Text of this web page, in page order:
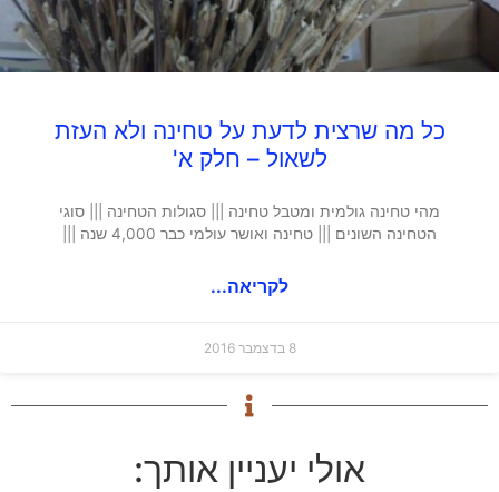
כל מה שרצית לדעת על טחינה ולא העזת
לשאול – חלק א'
מהי טחינה גולמית ומטבל טחינה ||| סגולות הטחינה ||| סוגי
הטחינה השונים ||| טחינה ואושר עולמי כבר 4,000 שנה |||
לקריאה...
8 בדצמבר 2016
אולי יעניין אותך: